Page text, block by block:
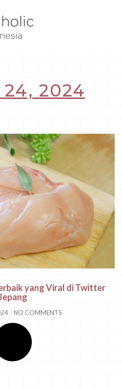
2024
yang Viral di Twitter
NO COMMENTS